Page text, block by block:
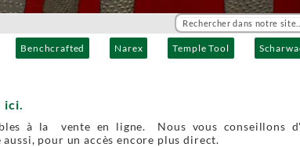
Benchcrafted Narex Temple Tool
ici.
à la vente en ligne. Nous vous conseillons
pour un accès encore plus direct.